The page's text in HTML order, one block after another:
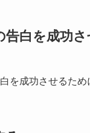
告白を成功
を成功させるため